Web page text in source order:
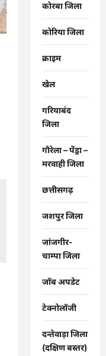
कोरबा जिला
कोरिया जिला
क्राइम
खेल
गरियाबंद
जिला
गौरेला – पेंड्रा –
मरवाही जिला
छत्तीसगढ़
जशपुर जिला
जांजगीर-
चाम्पा जिला
जॉब अपडेट
टेक्नोलॉजी
दन्तेवाड़ा जिला
(दक्षिण बस्तर)